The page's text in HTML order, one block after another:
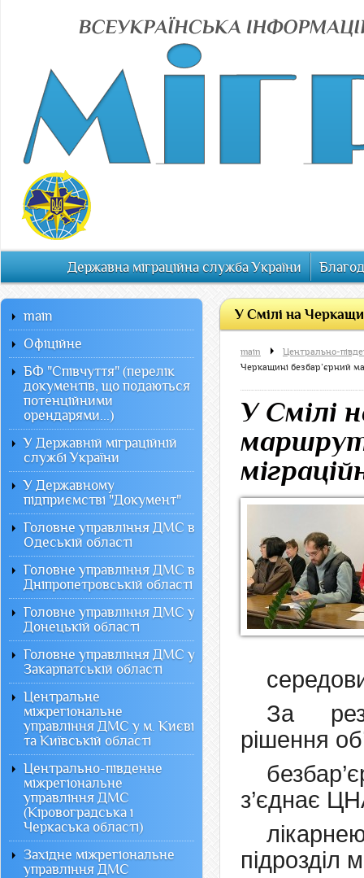
Державна міграційна служба України
У Смілі на
main
Центрально-
Черкащині безбар’єрний
У Смілі
маршрут
За
рішення
з’єднає
підрозділ
main
Офiцiйне
БФ "Співчуття" (перелік
документів, що подаються
потенційними
орендарями...)
У Державній міграційній
службі України
У Державному
підприємстві "Документ"
Головне управління ДМС в
Одеській області
Головне управління ДМС в
Дніпропетровській області
Головне управління ДМС у
Донецькій області
Головне управління ДМС у
Закарпатській області
Центральне
міжрегіональне
управління ДМС у м. Києві
та Київській області
Центрально-південне
міжрегіональне
управління ДМС
(Кіровоградська і
Черкаська області)
Західне міжрегіональне
управління ДМС